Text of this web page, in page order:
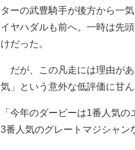
ターの武豊騎手が後方から一
イヤハダルも前へ。一時は先
けだった。
だが、この凡走には理由が
気」という意外な低評価に甘
「今年のダービーは1番人気
3番人気のグレートマジシャン